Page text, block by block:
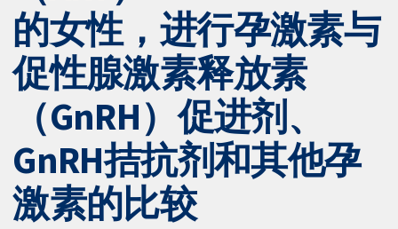
的女性，进行孕激素与
促性腺激素释放素
（GnRH）促进剂、
GnRH拮抗剂和其他孕
激素的比较